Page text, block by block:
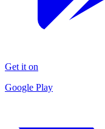
Get it on
Google Play